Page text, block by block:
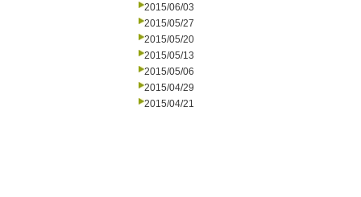
2015/06/03
2015/05/27
2015/05/20
2015/05/13
2015/05/06
2015/04/29
2015/04/21